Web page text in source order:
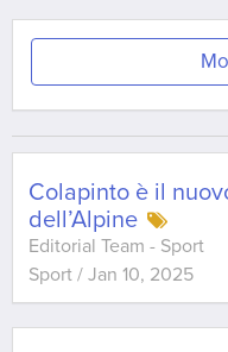
Colapinto è il
dell’Alpine
Editorial Team - Sport
Sport / Jan 10, 2025